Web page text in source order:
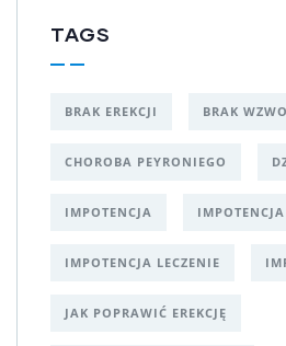
TAGS
BRAK EREKCJI BRAK
CHOROBA PEYRONIEGO
IMPOTENCJA
IMPOTENCJA LECZENIE
JAK POPRAWIĆ EREKCJĘ